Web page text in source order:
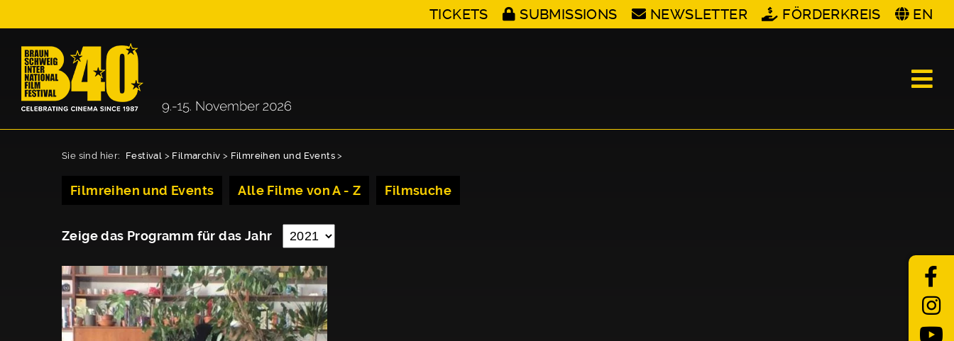
TICKETS SUBMISSIONS NEWSLETTER FÖRDERKREIS EN
Sie sind hier: Festival > Filmarchiv > Filmreihen und Events >
Filmreihen und Events Alle Filme von A - Z Filmsuche
Zeige das Programm für das Jahr